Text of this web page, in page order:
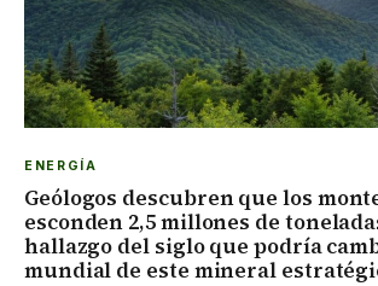
ENERGÍA
Geólogos descubren que los
esconden 2,5 millones de
hallazgo del siglo que podría
mundial de este mineral